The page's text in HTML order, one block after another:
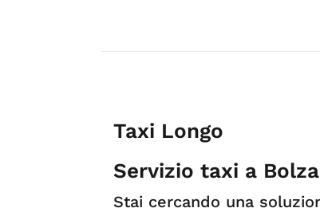
Taxi Longo
Servizio taxi a
Stai cercando una